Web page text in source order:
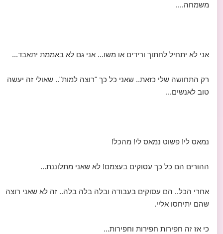
משמחה....
אני לא יתחיל לחתוך ורידים או משו... אני גם לא באממת יתאבד...
רק התחושה שלי כזאת.. שאני כל כך "רוצה למות".. שאולי זה יעשה
טוב לאנשים...
נמאס לי! פשוט נמאס לי! מהכל!
ההורים הם כל כך עסוקים בעצמם! לא שאני מתלוננת...
אחרי הכל.. הם עסוקים בעבודה ובלה בלה בלה.. זה לא שאני רוצה
שהם יתיחסו אליי.
כי אז זה חפירות חפירות וחפירות...